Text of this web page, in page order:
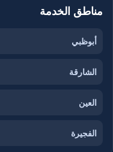
مناطق الخدمة
أبوظبي
الشارقة
العين
الفجيرة